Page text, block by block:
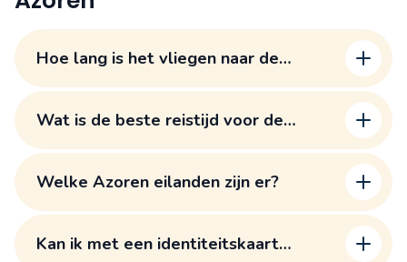
Hoe lang is het vliegen naar de
Wat is de beste reistijd voor de
Het klimaat op de Azoren
Welke Azoren eilanden zijn er?
Kan ik met een identiteitskaart